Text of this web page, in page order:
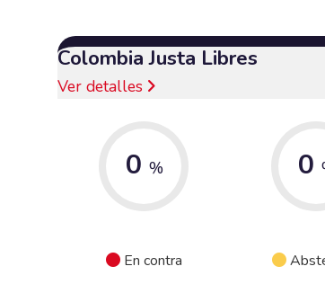
Colombia Justa Libres
Ver detalles
0 %
En contra
0